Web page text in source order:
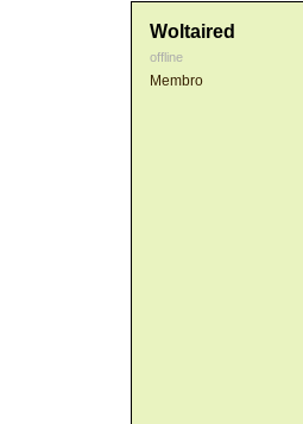
Woltaired
offline
Membro